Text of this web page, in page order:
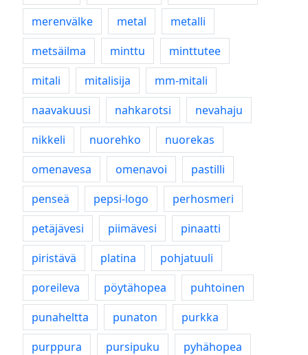
merenvälke
metal
metalli
metsäilma
minttu
minttutee
mitali
mitalisija
mm-mitali
naavakuusi
nahkarotsi
nevahaju
nikkeli
nuorehko
nuorekas
omenavesa
omenavoi
pastilli
penseä
pepsi-logo
perhosmeri
petäjävesi
piimävesi
pinaatti
piristävä
platina
pohjatuuli
poreileva
pöytähopea
puhtoinen
punaheltta
punaton
purkka
purppura
pursipuku
pyhähopea